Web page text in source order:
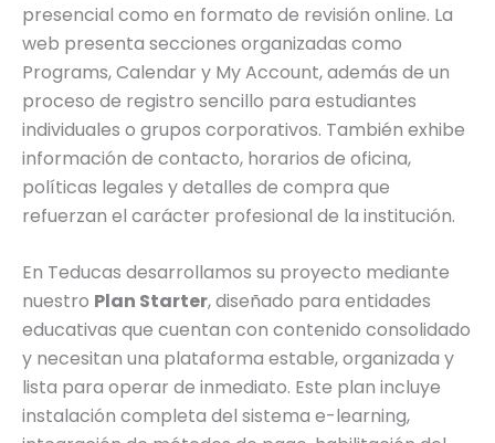
presencial como en formato de revisión online. La
web presenta secciones organizadas como
Programs, Calendar y My Account, además de un
proceso de registro sencillo para estudiantes
individuales o grupos corporativos. También exhibe
información de contacto, horarios de oficina,
políticas legales y detalles de compra que
refuerzan el carácter profesional de la institución.
En Teducas desarrollamos su proyecto mediante
nuestro Plan Starter, diseñado para entidades
educativas que cuentan con contenido consolidado
y necesitan una plataforma estable, organizada y
lista para operar de inmediato. Este plan incluye
instalación completa del sistema e-learning,